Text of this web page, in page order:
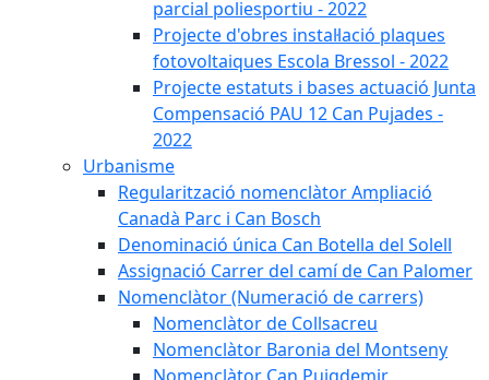
parcial poliesportiu - 2022
Projecte d'obres instal·lació plaques
fotovoltaiques Escola Bressol - 2022
Projecte estatuts i bases actuació Junta
Compensació PAU 12 Can Pujades -
2022
Urbanisme
Regularització nomenclàtor Ampliació
Canadà Parc i Can Bosch
Denominació única Can Botella del Solell
Assignació Carrer del camí de Can Palomer
Nomenclàtor (Numeració de carrers)
Nomenclàtor de Collsacreu
Nomenclàtor Baronia del Montseny